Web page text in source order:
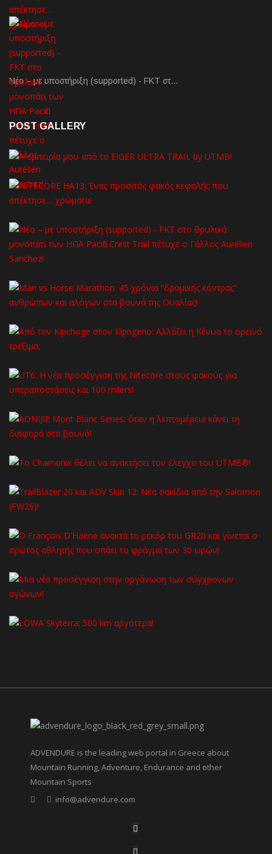
Νέο – με υποστήριξη (supported) - FKT στ…
POST GALLERY
ADVENDURE is the leading web portal in Greece about
Mountain Running, Adventure, Endurance and other
Mountain Sports
info@advendure.com